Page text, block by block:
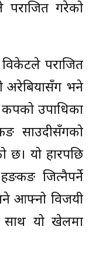
पराजित गरेको
पराजित
अरेबियासँग भने
कपको उपाधिका
साउदीसँगको
छ। यो हारपछि
जित्नैपर्ने
आफ्नो विजयी
साथ यो खेलमा